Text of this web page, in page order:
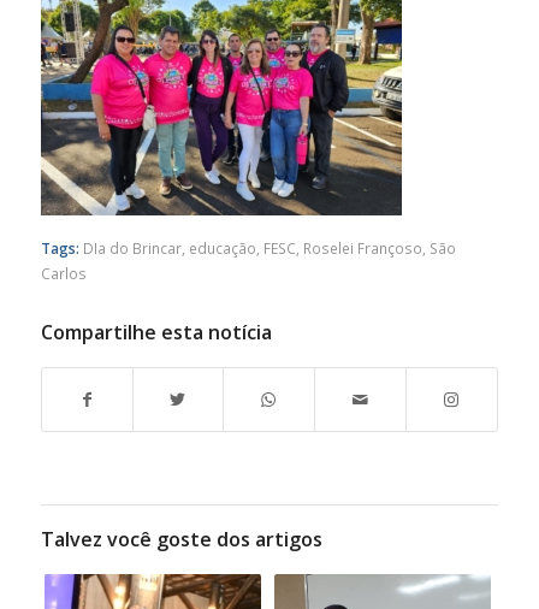
Tags: DIa do Brincar, educação FESC Roselei Françoso São
Carlos
Compartilhe esta notícia
Talvez você goste dos artigos